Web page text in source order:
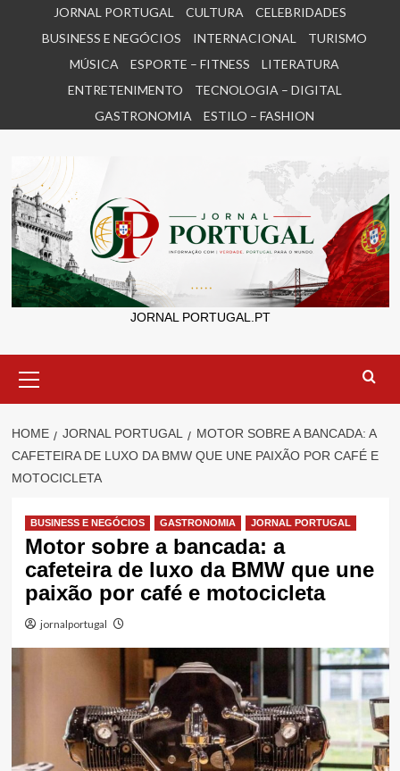
JORNAL PORTUGAL CULTURA
CELEBRIDADES
BUSINESS E NEGÓCIOS
INTERNACIONAL
TURISMO
MÚSICA
ESPORTE – FITNESS
LITERATURA
ENTRETENIMENTO
TECNOLOGIA – DIGITAL
GASTRONOMIA
ESTILO – FASHION
JORNAL PORTUGAL.PT
Menu
HOME JORNAL PORTUGAL
MOTOR SOBRE A BANCADA: A
CAFETEIRA DE LUXO DA BMW QUE UNE PAIXÃO POR CAFÉ E
MOTOCICLETA
BUSINESS E NEGÓCIOS GASTRONOMIA JORNAL PORTUGAL
Motor sobre a bancada: a
cafeteira de luxo da BMW que une
paixão por café e motocicleta
jornalportugal